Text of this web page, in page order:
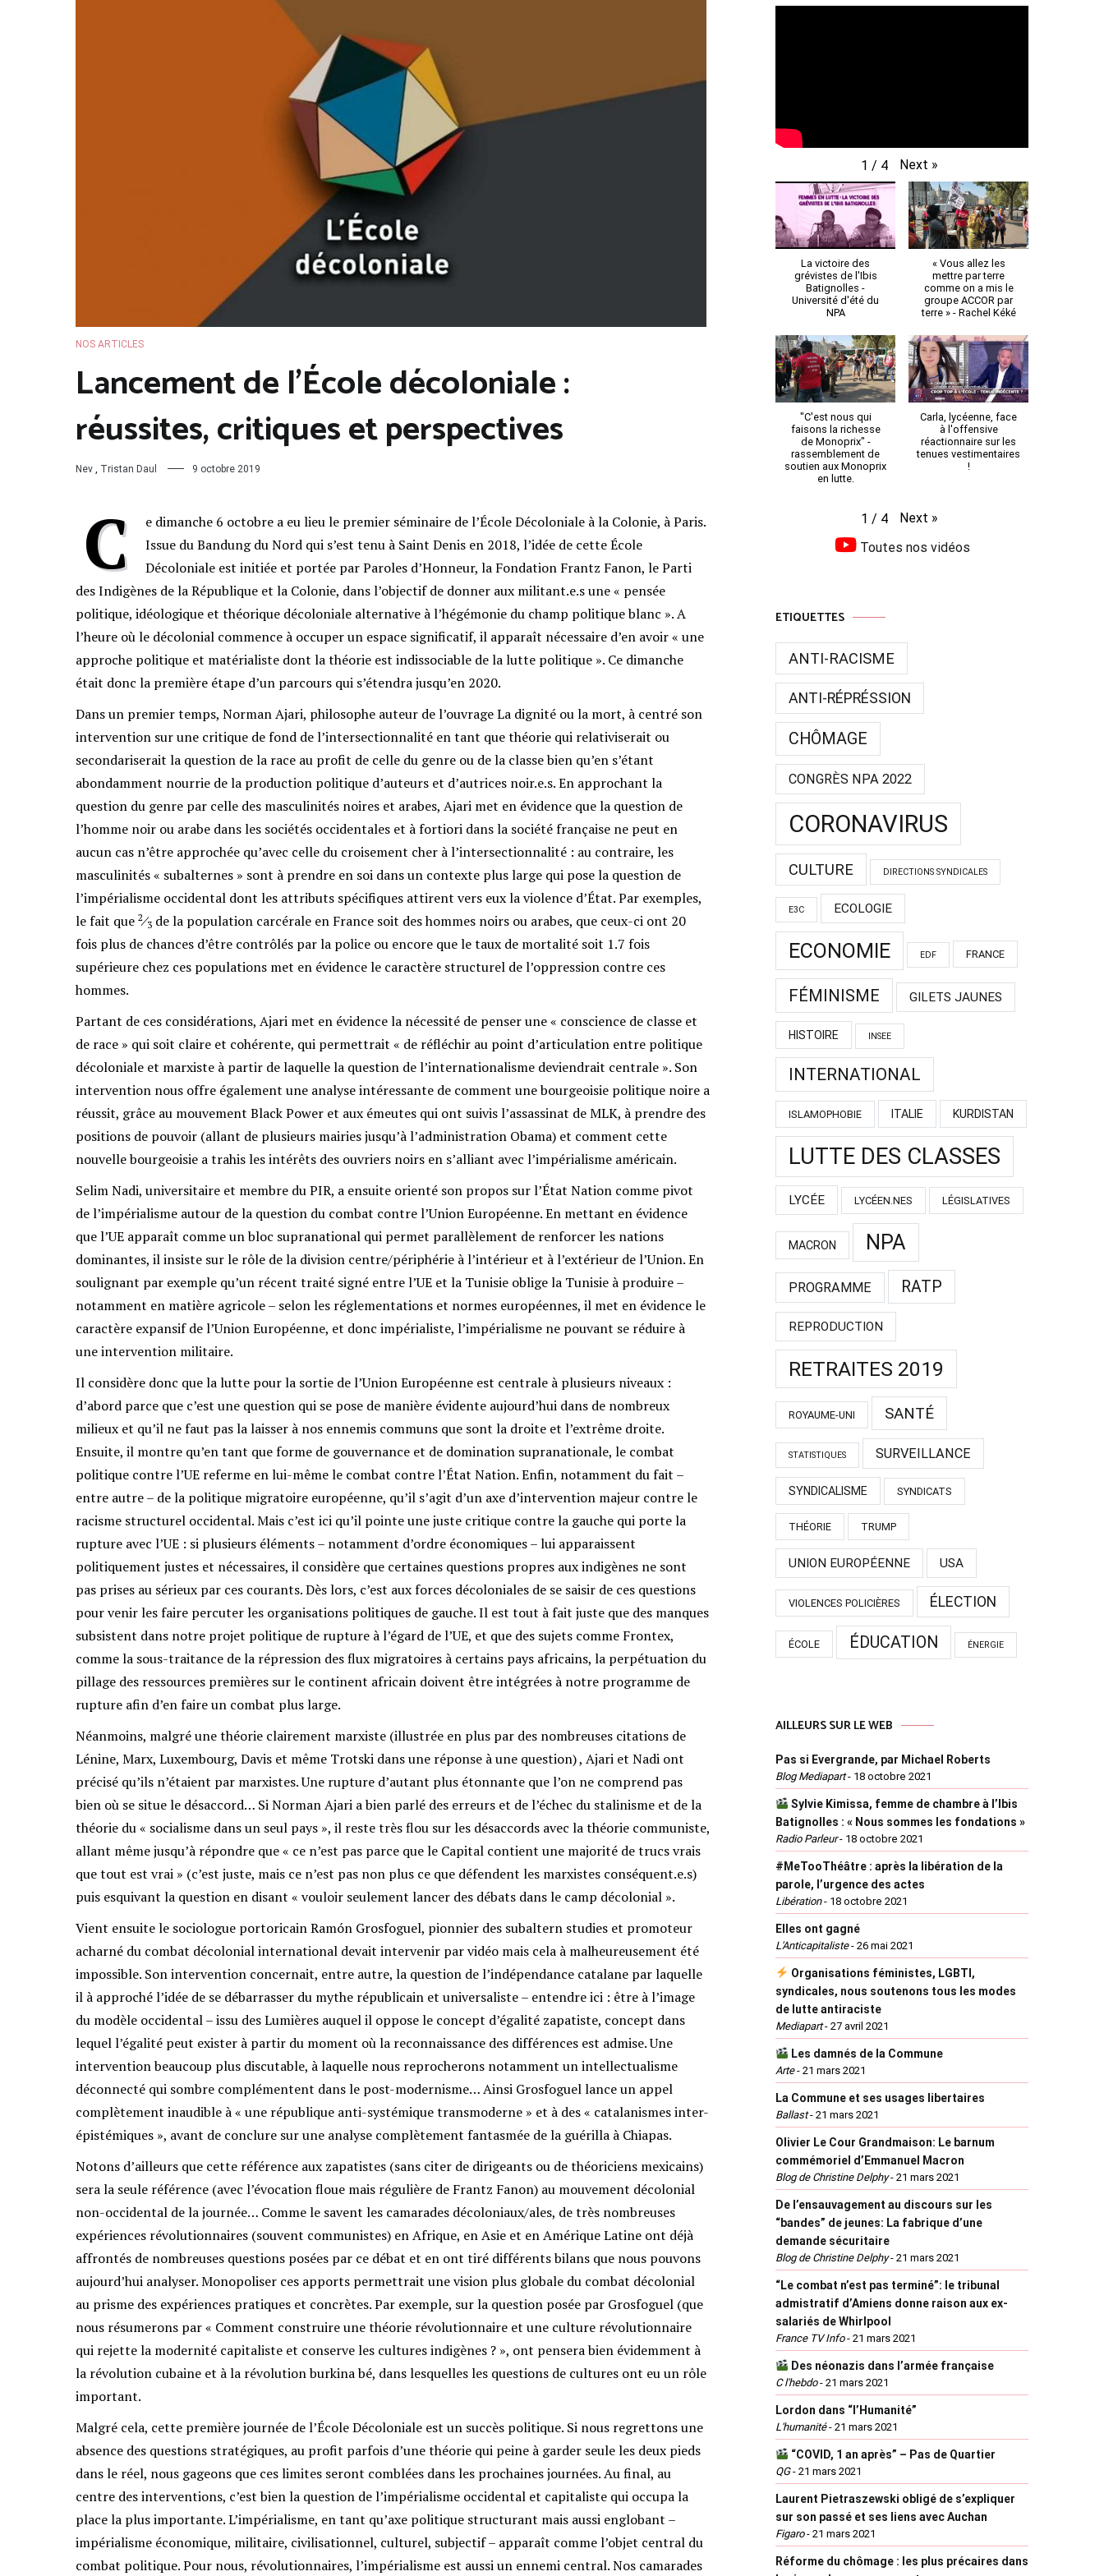
NOS ARTICLES
Lancement de l’École décoloniale :
réussites, critiques et perspectives
Nev Tristan Daul 9 octobre 2019
C
e dimanche 6 octobre a eu lieu le premier séminaire de l’École Décoloniale à la Colonie, à Paris.
Issue du Bandung du Nord qui s’est tenu à Saint Denis en 2018, l’idée de cette École
Décoloniale est initiée et portée par Paroles d’Honneur, la Fondation Frantz Fanon, le Parti
des Indigènes de la République et la Colonie, dans l’objectif de donner aux militant.e.s une « pensée
politique, idéologique et théorique décoloniale alternative à l’hégémonie du champ politique blanc ». A
l’heure où le décolonial commence à occuper un espace significatif, il apparaît nécessaire d’en avoir « une
approche politique et matérialiste dont la théorie est indissociable de la lutte politique ». Ce dimanche
était donc la première étape d’un parcours qui s’étendra jusqu’en 2020.
Dans un premier temps, Norman Ajari, philosophe auteur de l’ouvrage La dignité ou la mort, à centré son
intervention sur une critique de fond de l’intersectionnalité en tant que théorie qui relativiserait ou
secondariserait la question de la race au profit de celle du genre ou de la classe bien qu’en s’étant
abondamment nourrie de la production politique d’auteurs et d’autrices noir.e.s. En approchant la
question du genre par celle des masculinités noires et arabes, Ajari met en évidence que la question de
l’homme noir ou arabe dans les sociétés occidentales et à fortiori dans la société française ne peut en
aucun cas n’être approchée qu’avec celle du croisement cher à l’intersectionnalité : au contraire, les
masculinités « subalternes » sont à prendre en soi dans un contexte plus large qui pose la question de
l’impérialisme occidental dont les attributs spécifiques attirent vers eux la violence d’État. Par exemples,
le fait que 2⁄3 de la population carcérale en France soit des hommes noirs ou arabes, que ceux-ci ont 20
fois plus de chances d’être contrôlés par la police ou encore que le taux de mortalité soit 1.7 fois
supérieure chez ces populations met en évidence le caractère structurel de l’oppression contre ces
hommes.
Partant de ces considérations, Ajari met en évidence la nécessité de penser une « conscience de classe et
de race » qui soit claire et cohérente, qui permettrait « de réfléchir au point d’articulation entre politique
décoloniale et marxiste à partir de laquelle la question de l’internationalisme deviendrait centrale ». Son
intervention nous offre également une analyse intéressante de comment une bourgeoisie politique noire a
réussit, grâce au mouvement Black Power et aux émeutes qui ont suivis l’assassinat de MLK, à prendre des
positions de pouvoir (allant de plusieurs mairies jusqu’à l’administration Obama) et comment cette
nouvelle bourgeoisie a trahis les intérêts des ouvriers noirs en s’alliant avec l’impérialisme américain.
Selim Nadi, universitaire et membre du PIR, a ensuite orienté son propos sur l’État Nation comme pivot
de l’impérialisme autour de la question du combat contre l’Union Européenne. En mettant en évidence
que l’UE apparaît comme un bloc supranational qui permet parallèlement de renforcer les nations
dominantes, il insiste sur le rôle de la division centre/périphérie à l’intérieur et à l’extérieur de l’Union. En
soulignant par exemple qu’un récent traité signé entre l’UE et la Tunisie oblige la Tunisie à produire –
notamment en matière agricole – selon les réglementations et normes européennes, il met en évidence le
caractère expansif de l’Union Européenne, et donc impérialiste, l’impérialisme ne pouvant se réduire à
une intervention militaire.
Il considère donc que la lutte pour la sortie de l’Union Européenne est centrale à plusieurs niveaux :
d’abord parce que c’est une question qui se pose de manière évidente aujourd’hui dans de nombreux
milieux et qu’il ne faut pas la laisser à nos ennemis communs que sont la droite et l’extrême droite.
Ensuite, il montre qu’en tant que forme de gouvernance et de domination supranationale, le combat
politique contre l’UE referme en lui-même le combat contre l’État Nation. Enfin, notamment du fait –
entre autre – de la politique migratoire européenne, qu’il s’agit d’un axe d’intervention majeur contre le
racisme structurel occidental. Mais c’est ici qu’il pointe une juste critique contre la gauche qui porte la
rupture avec l’UE : si plusieurs éléments – notamment d’ordre économiques – lui apparaissent
politiquement justes et nécessaires, il considère que certaines questions propres aux indigènes ne sont
pas prises au sérieux par ces courants. Dès lors, c’est aux forces décoloniales de se saisir de ces questions
pour venir les faire percuter les organisations politiques de gauche. Il est tout à fait juste que des manques
subsistent dans notre projet politique de rupture à l’égard de l’UE, et que des sujets comme Frontex,
comme la sous-traitance de la répression des flux migratoires à certains pays africains, la perpétuation du
pillage des ressources premières sur le continent africain doivent être intégrées à notre programme de
rupture afin d’en faire un combat plus large.
Néanmoins, malgré une théorie clairement marxiste (illustrée en plus par des nombreuses citations de
Lénine, Marx, Luxembourg, Davis et même Trotski dans une réponse à une question) , Ajari et Nadi ont
précisé qu’ils n’étaient par marxistes. Une rupture d’autant plus étonnante que l’on ne comprend pas
bien où se situe le désaccord… Si Norman Ajari a bien parlé des erreurs et de l’échec du stalinisme et de la
théorie du « socialisme dans un seul pays », il reste très flou sur les désaccords avec la théorie communiste,
allant même jusqu’à répondre que « ce n’est pas parce que le Capital contient une majorité de trucs vrais
que tout est vrai » (c’est juste, mais ce n’est pas non plus ce que défendent les marxistes conséquent.e.s)
puis esquivant la question en disant « vouloir seulement lancer des débats dans le camp décolonial ».
Vient ensuite le sociologue portoricain Ramón Grosfoguel, pionnier des subaltern studies et promoteur
acharné du combat décolonial international devait intervenir par vidéo mais cela à malheureusement été
impossible. Son intervention concernait, entre autre, la question de l’indépendance catalane par laquelle
il à approché l’idée de se débarrasser du mythe républicain et universaliste – entendre ici : être à l’image
du modèle occidental – issu des Lumières auquel il oppose le concept d’égalité zapatiste, concept dans
lequel l’égalité peut exister à partir du moment où la reconnaissance des différences est admise. Une
intervention beaucoup plus discutable, à laquelle nous reprocherons notamment un intellectualisme
déconnecté qui sombre complémentent dans le post-modernisme… Ainsi Grosfoguel lance un appel
complètement inaudible à « une république anti-systémique transmoderne » et à des « catalanismes inter-
épistémiques », avant de conclure sur une analyse complètement fantasmée de la guérilla à Chiapas.
Notons d’ailleurs que cette référence aux zapatistes (sans citer de dirigeants ou de théoriciens mexicains)
sera la seule référence (avec l’évocation floue mais régulière de Frantz Fanon) au mouvement décolonial
non-occidental de la journée… Comme le savent les camarades décoloniaux/ales, de très nombreuses
expériences révolutionnaires (souvent communistes) en Afrique, en Asie et en Amérique Latine ont déjà
affrontés de nombreuses questions posées par ce débat et en ont tiré différents bilans que nous pouvons
aujourd’hui analyser. Monopoliser ces apports permettrait une vision plus globale du combat décolonial
au prisme des expériences pratiques et concrètes. Par exemple, sur la question posée par Grosfoguel (que
nous résumerons par « Comment construire une théorie révolutionnaire et une culture révolutionnaire
qui rejette la modernité capitaliste et conserve les cultures indigènes ? », ont pensera bien évidemment à
la révolution cubaine et à la révolution burkina bé, dans lesquelles les questions de cultures ont eu un rôle
important.
Malgré cela, cette première journée de l’École Décoloniale est un succès politique. Si nous regrettons une
absence des questions stratégiques, au profit parfois d’une théorie qui peine à garder seule les deux pieds
dans le réel, nous gageons que ces limites seront comblées dans les prochaines journées. Au final, au
centre des interventions, c’est bien la question de l’impérialisme occidental et capitaliste qui occupa la
place la plus importante. L’impérialisme, en tant qu’axe politique structurant mais aussi englobant –
impérialisme économique, militaire, civilisationnel, culturel, subjectif – apparaît comme l’objet central du
combat politique. Pour nous, révolutionnaires, l’impérialisme est aussi un ennemi central. Nos camarades
1 / 4 Next »
La victoire des
grévistes de l'Ibis
Batignolles -
Université d'été du
NPA
« Vous allez les
mettre par terre
comme on a mis le
groupe ACCOR par
terre » - Rachel Kéké
"C'est nous qui
faisons la richesse
de Monoprix" -
rassemblement de
soutien aux Monoprix
en lutte.
Carla, lycéenne, face
à l'offensive
réactionnaire sur les
tenues vestimentaires
!
1 / 4 Next »
Toutes nos vidéos
ETIQUETTES
ANTI-RACISME
ANTI-RÉPRÉSSION
CHÔMAGE
CONGRÈS NPA 2022
CORONAVIRUS
CULTURE DIRECTIONS SYNDICALES
E3C ECOLOGIE
ECONOMIE EDF FRANCE
FÉMINISME GILETS JAUNES
HISTOIRE INSEE
INTERNATIONAL
ISLAMOPHOBIE ITALIE KURDISTAN
LUTTE DES CLASSES
LYCÉE LYCÉEN.NES LÉGISLATIVES
MACRON NPA
PROGRAMME RATP
REPRODUCTION
RETRAITES 2019
ROYAUME-UNI SANTÉ
STATISTIQUES SURVEILLANCE
SYNDICALISME SYNDICATS
THÉORIE TRUMP
UNION EUROPÉENNE USA
VIOLENCES POLICIÈRES ÉLECTION
ÉCOLE ÉDUCATION ÉNERGIE
AILLEURS SUR LE WEB
Pas si Evergrande, par Michael Roberts
Blog Mediapart- 18 octobre 2021
Sylvie Kimissa, femme de chambre à l’Ibis
Batignolles : « Nous sommes les fondations »
Radio Parleur- 18 octobre 2021
#MeTooThéâtre : après la libération de la
parole, l’urgence des actes
Libération- 18 octobre 2021
Elles ont gagné
L'Anticapitaliste- 26 mai 2021
Organisations féministes, LGBTI,
syndicales, nous soutenons tous les modes
de lutte antiraciste
Mediapart- 27 avril 2021
Les damnés de la Commune
Arte- 21 mars 2021
La Commune et ses usages libertaires
Ballast- 21 mars 2021
Olivier Le Cour Grandmaison: Le barnum
commémoriel d’Emmanuel Macron
Blog de Christine Delphy- 21 mars 2021
De l’ensauvagement au discours sur les
“bandes” de jeunes: La fabrique d’une
demande sécuritaire
Blog de Christine Delphy- 21 mars 2021
“Le combat n’est pas terminé”: le tribunal
admistratif d’Amiens donne raison aux ex-
salariés de Whirlpool
France TV Info- 21 mars 2021
Des néonazis dans l’armée française
C l'hebdo- 21 mars 2021
Lordon dans “l’Humanité”
L'humanité- 21 mars 2021
“COVID, 1 an après” – Pas de Quartier
QG- 21 mars 2021
Laurent Pietraszewski obligé de s’expliquer
sur son passé et ses liens avec Auchan
Figaro- 21 mars 2021
Réforme du chômage : les plus précaires dans